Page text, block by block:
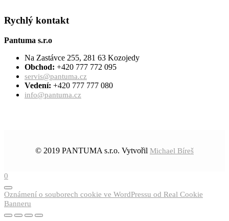
Rychlý kontakt
Pantuma s.r.o
Na Zastávce 255, 281 63 Kozojedy
Obchod: +420 777 772 095
servis@pantuma.cz
Vedení: +420 777 777 080
info@pantuma.cz
© 2019 PANTUMA s.r.o. Vytvořil Michael Bíreš
0
Oznámení o souborech cookie ve WordPressu od Real Cookie
Banneru